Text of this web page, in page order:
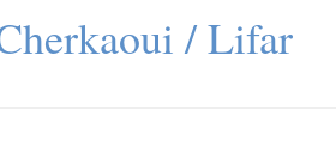
/ Lifar